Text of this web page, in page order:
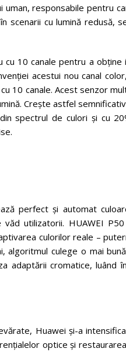
responsabile pentru
scenarii cu lumină redusă,
10 canale pentru a obține
acestui nou canal
10 canale. Acest senzor
Crește astfel
spectrul de culori și cu
perfect și automat
utilizatorii. HUAWEI
culorilor reale –
algoritmul culege o mai
adaptării cromatice, luând
Huawei și-a
optice și